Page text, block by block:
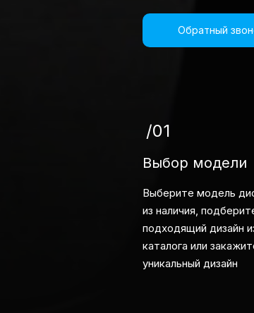
Обратный
/01
Выбор модели
Выберите модель
из наличия,
подходящий дизайн
каталога или
уникальный дизайн